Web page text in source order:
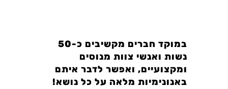
במוקד חברים מקשיבים כ-50
נשות ואנשי צוות מנוסים
ומקצועיים, ואפשר לדבר איתם
באנונימיות מלאה על כל נושא!